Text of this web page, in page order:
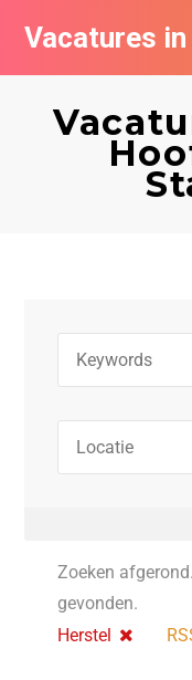
Vacatures in
Zoeken
gevonden.
Herstel
Vacatures bij